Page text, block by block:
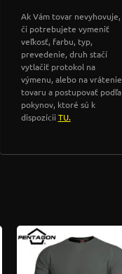
Ak Vám tovar nevyhovuje,
či potrebujete vymeniť
veľkosť, farbu, typ,
prevedenie, druh stačí
vytlačiť protokol na
výmenu, alebo na vrátenie
tovaru a postupovať podľa
pokynov, ktoré sú k
dispozícii TU.